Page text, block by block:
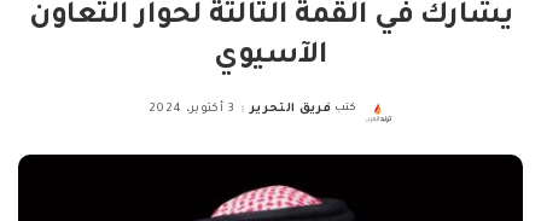
يشارك في القمة الثالثة لحوار التعاون
الآسيوي
Posted
كتب فريق التحرير 3 أكتوبر، 2024